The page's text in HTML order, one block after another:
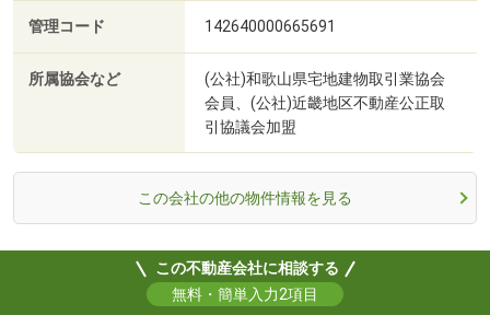
管理コード 142640000665691
所属協会など
(公社)和歌山県宅地建物取引業協会
会員、(公社)近畿地区不動産公正取
引協議会加盟
この会社の他の物件情報を見る
この不動産会社に相談する
無料・簡単入力2項目